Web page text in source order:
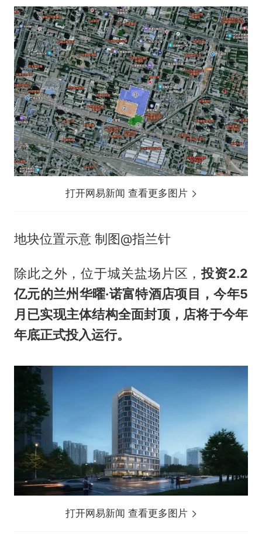
打开网易新闻 查看更多图片
地块位置示意 制图@指兰针
除此之外，位于城关盐场片区，投资2.2
亿元的兰州华曜·诺富特酒店项目，今年5
月已实现主体结构全面封顶，店将于今年
年底正式投入运行。
打开网易新闻 查看更多图片